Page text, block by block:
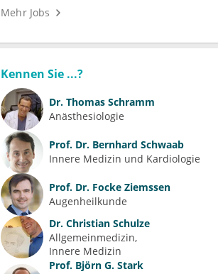
Mehr Jobs
Kennen Sie ...?
Dr. Thomas Schramm
Anästhesiologie
Prof. Dr. Bernhard Schwaab
Innere Medizin und Kardiologie
Prof. Dr. Focke Ziemssen
Augenheilkunde
Dr. Christian Schulze
Allgemeinmedizin
Innere Medizin
Prof. Björn G. Stark